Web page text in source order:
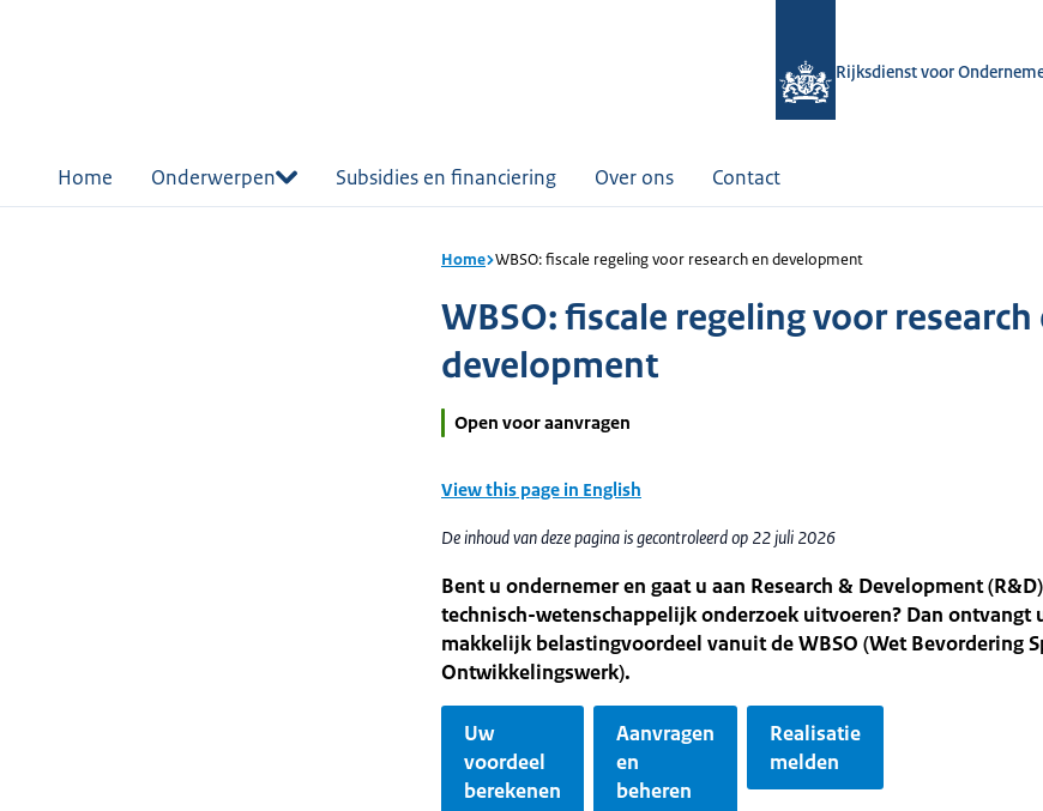
Rijksdienst voor
Home Onderwerpen Subsidies en financiering Over ons Contact
Home WBSO: fiscale regeling voor research en development
WBSO: fiscale regeling voor research
development
Open voor aanvragen
View this page in English
De inhoud van deze pagina is gecontroleerd op 22 juli 2026
Bent u ondernemer en gaat u aan Research & Development
technisch-wetenschappelijk onderzoek uitvoeren? Dan ontvangt
makkelijk belastingvoordeel vanuit de WBSO (Wet Bevordering
Ontwikkelingswerk).
Uw
voordeel
berekenen
Aanvragen
en
beheren
Realisatie
melden